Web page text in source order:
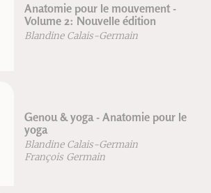
Anatomie pour le mouvement -
Volume 2: Nouvelle édition
Blandine Calais-Germain
Genou & yoga - Anatomie pour le
Blandine Calais-Germain
François Germain